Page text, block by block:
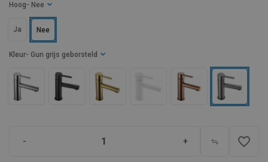
Kleur - Gun grijs geborsteld
Hoog - Nee
Ja Nee
- + favorite_border